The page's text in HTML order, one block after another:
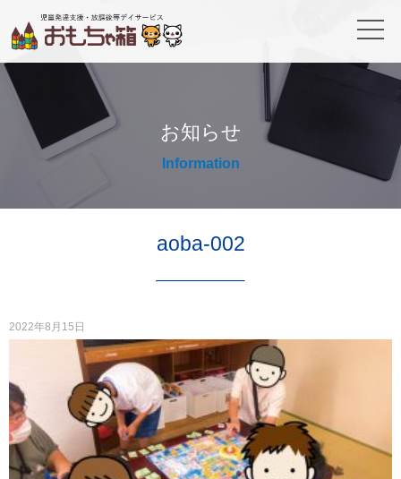
お知らせ
Information
aoba-002
2022年8月15日